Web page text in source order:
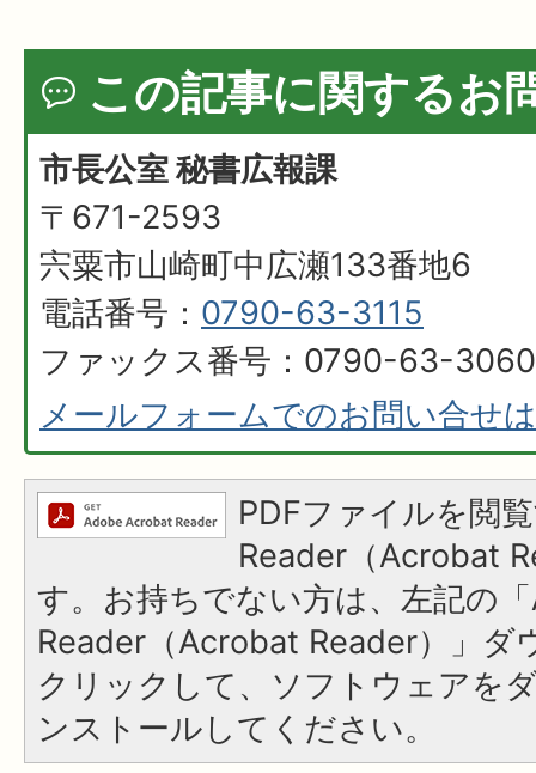
この記事に関するお
市長公室 秘書広報課
〒671-2593
宍粟市山崎町中広瀬133番地6
電話番号： 0790-63-3115
ファックス番号：0790-63-3060
メールフォームでのお問い合せ
PDFファイルを閲
Reader（Acrobat
す。お持ちでない方は、左記の
Reader（Acrobat Reader）」ダ
クリックして、ソフトウェアを
ンストールしてください。